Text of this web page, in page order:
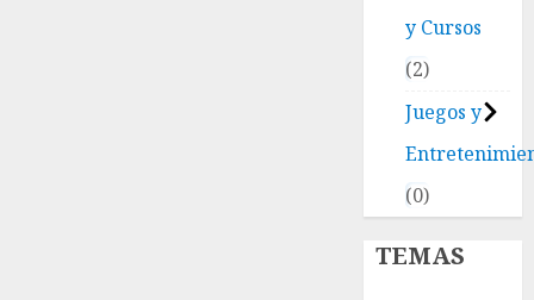
y Cursos
2
Juegos y
0
TEMAS